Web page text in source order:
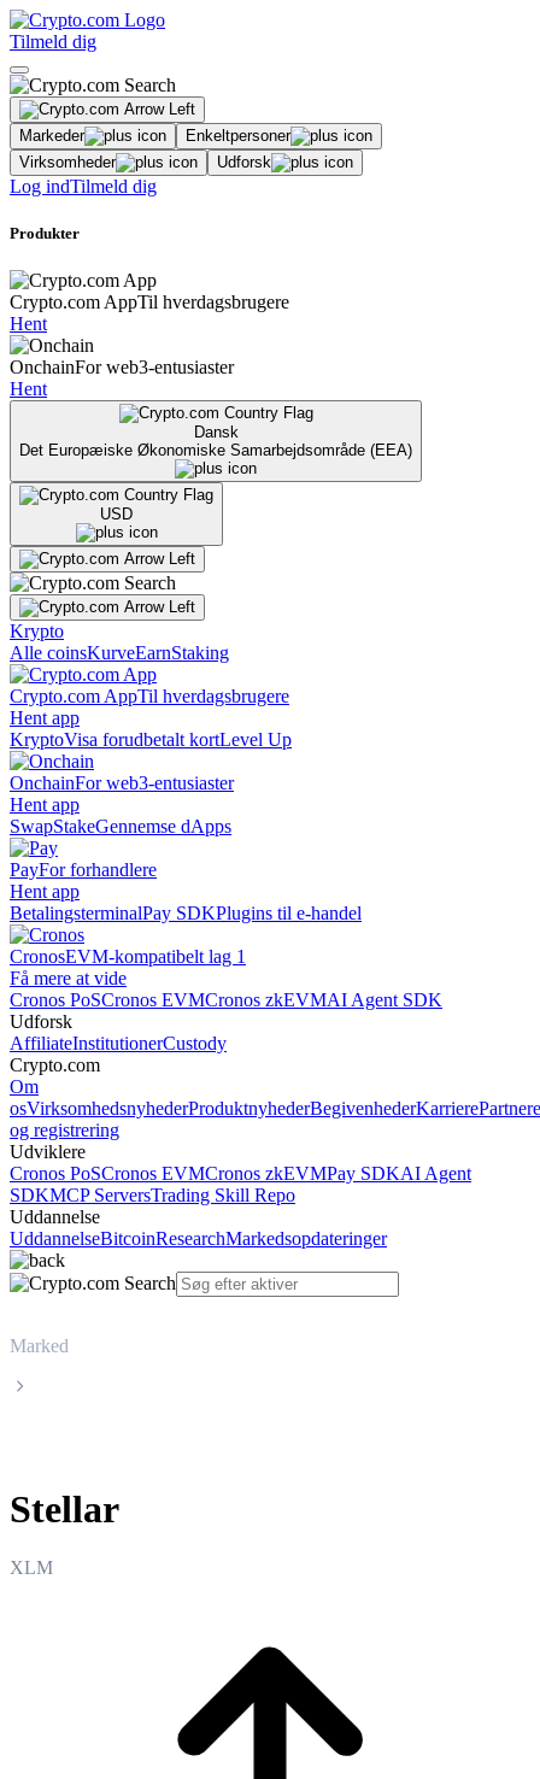
Tilmeld dig
Markeder
Enkeltpersoner
Virksomheder
Udforsk
Log indTilmeld dig
Produkter
Crypto.com AppTil hverdagsbrugere
Hent
OnchainFor web3-entusiaster
Hent
Dansk
Det Europæiske Økonomiske Samarbejdsområde (EEA)
USD
Krypto
Alle coinsKurveEarnStaking
Crypto.com AppTil hverdagsbrugere
Hent app
KryptoVisa forudbetalt kortLevel Up
OnchainFor web3-entusiaster
Hent app
SwapStakeGennemse dApps
PayFor forhandlere
Hent app
BetalingsterminalPay SDKPlugins til e-handel
CronosEVM-kompatibelt lag 1
Få mere at vide
Cronos PoSCronos EVMCronos zkEVMAI Agent SDK
Udforsk
AffiliateInstitutionerCustody
Crypto.com
Om
osVirksomhedsnyhederProduktnyhederBegivenhederKarrierePartnere
og registrering
Udviklere
Cronos PoSCronos EVMCronos zkEVMPay SDKAI Agent
SDKMCP ServersTrading Skill Repo
Uddannelse
UddannelseBitcoinResearchMarkedsopdateringer
Marked
Stellar
XLM